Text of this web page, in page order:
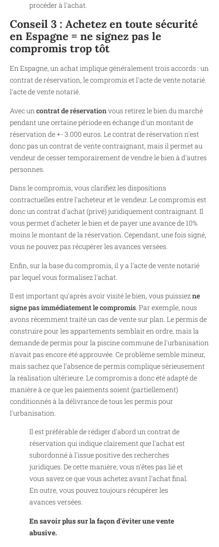
procéder à l'achat.
Conseil 3 : Achetez en toute sécurité
en Espagne = ne signez pas le
compromis trop tôt
En Espagne, un achat implique généralement trois accords : un
contrat de réservation, le compromis et l'acte de vente notarié.
l'acte de vente notarié.
Avec un contrat de réservation vous retirez le bien du marché
pendant une certaine période en échange d'un montant de
réservation de +- 3.000 euros. Le contrat de réservation n'est
donc pas un contrat de vente contraignant, mais il permet au
vendeur de cesser temporairement de vendre le bien à d'autres
personnes.
Dans le compromis, vous clarifiez les dispositions
contractuelles entre l'acheteur et le vendeur. Le compromis est
donc un contrat d'achat (privé) juridiquement contraignant. Il
vous permet d'acheter le bien et de payer une avance de 10%
moins le montant de la réservation. Cependant, une fois signé,
vous ne pouvez pas récupérer les avances versées.
Enfin, sur la base du compromis, il y a l'acte de vente notarié
par lequel vous formalisez l'achat.
Il est important qu'après avoir visité le bien, vous puissiezne
signe pas immédiatement le compromis. Par exemple, nous
avons récemment traité un cas de vente sur plan. Le permis de
construire pour les appartements semblait en ordre, mais la
demande de permis pour la piscine commune de l'urbanisation
n'avait pas encore été approuvée. Ce problème semble mineur,
mais sachez que l'absence de permis complique sérieusement
la réalisation ultérieure. Le compromis a donc été adapté de
manière à ce que les paiements soient (partiellement)
conditionnés à la délivrance de tous les permis pour
l'urbanisation.
Il est préférable de rédiger d'abord un contrat de
réservation qui indique clairement que l'achat est
subordonné à l'issue positive des recherches
juridiques. De cette manière, vous n'êtes pas lié et
vous savez ce que vous achetez avant l'achat final.
En outre, vous pouvez toujours récupérer les
avances versées.
En savoir plus sur la façon d'éviter une vente
abusive.